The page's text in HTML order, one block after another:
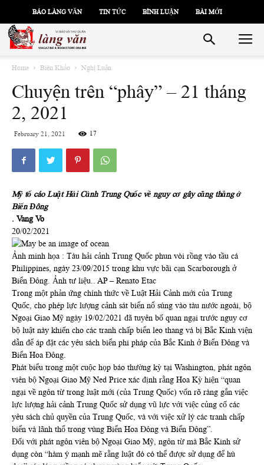
BÁO LÀNG VĂN TIN TỨC BÌNH LUẬN BÀI MỚI
Home Biên Khảo Nghị Luận
Chuyện trên “phây” – 21 tháng
2, 2021
February 21, 2021 17
Mỹ tố cáo Luật Hải Cảnh Trung Quốc về nguy cơ gây căng thẳng ở
Biển Đông
. Vang Vo
20/02/2021
Ảnh minh họa : Tàu hải cảnh Trung Quốc phun vòi rồng vào tầu cá
Philippines, ngày 23/09/2015 trong khu vực bãi cạn Scarborough ở
Biển Đông. Ảnh tư liệu.. AP – Renato Etac
Trong một phản ứng chính thức về Luật Hải Cảnh mới của Trung
Quốc, cho phép lực lượng cảnh sát biển nổ súng vào tàu nước ngoài, bộ
Ngoại Giao Mỹ ngày 19/02/2021 đã tuyên bố quan ngại trước nguy cơ
bộ luật này khiến cho các tranh chấp biển leo thang và bị Bắc Kinh viện
dẫn để áp đặt các yêu sách biển phi pháp của Bắc Kinh ở Biển Đông và
Biển Hoa Đông.
Phát biểu trong một cuộc họp báo thường kỳ tại Washington, phát ngôn
viên bộ Ngoại Giao Mỹ Ned Price xác định rằng Hoa Kỳ hiện “quan
ngại về ngôn từ trong luật mới (của Trung Quốc) vốn rõ ràng gắn việc
lực lượng hải cảnh Trung Quốc sử dụng vũ lực với việc củng cố các
yêu sách chủ quyền của Trung Quốc, và với việc xử lý các tranh chấp
biển và lãnh thổ trong vùng Biển Hoa Đông và Biển Đông”.
Đối với phát ngôn viên bộ Ngoại Giao Mỹ, ngôn từ mà Bắc Kinh sử
dụng còn “hàm ý mạnh mẽ rằng luật đó có thể được sử dụng để hù